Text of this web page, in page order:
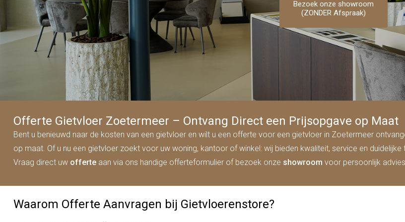
Bezoek onze showroom
(ZONDER Afspraak)
Bezoek onze showroom
(ZONDER Afspraak)
Bezoek onze showroom
(ZONDER Afspraak)
Bezoek onze showroom
(ZONDER Afspraak)
Bezoek onze showroom
(ZONDER Afspraak)
Offerte Gietvloer Zoetermeer – Ontvang Direct een Prijsopgave op Maat
Bent u benieuwd naar de kosten van een gietvloer en wilt u een offerte voor een gietvloer in Zoetermeer
op maat. Of u nu een gietvloer zoekt voor uw woning, kantoor of winkel: wij bieden kwaliteit, service en duidelijke
Vraag direct uw offerteaan via ons handige offerteformulier of bezoek onze showroom voor persoonlijk advies.
Waarom Offerte Aanvragen bij Gietvloerenstore?